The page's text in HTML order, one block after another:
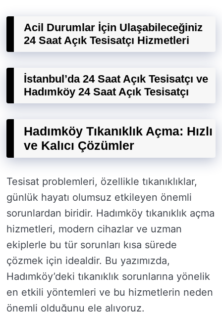
Acil Durumlar İçin Ulaşabileceğiniz
24 Saat Açık Tesisatçı Hizmetleri
İstanbul’da 24 Saat Açık Tesisatçı ve
Hadımköy 24 Saat Açık Tesisatçı
Hadımköy Tıkanıklık Açma: Hızlı
ve Kalıcı Çözümler
Tesisat problemleri, özellikle tıkanıklıklar,
günlük hayatı olumsuz etkileyen önemli
sorunlardan biridir. Hadımköy tıkanıklık açma
hizmetleri, modern cihazlar ve uzman
ekiplerle bu tür sorunları kısa sürede
çözmek için idealdir. Bu yazımızda,
Hadımköy’deki tıkanıklık sorunlarına yönelik
en etkili yöntemleri ve bu hizmetlerin neden
önemli olduğunu ele alıyoruz.